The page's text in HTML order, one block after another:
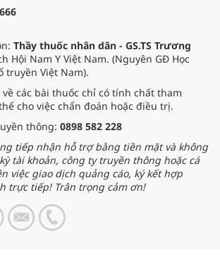
Thầy thuốc nhân dân - GS.TS Trương
Hội Nam Y Việt Nam. (Nguyên GĐ Học
truyền Việt Nam).
về các bài thuốc chỉ có tính chất tham
cho việc chẩn đoán hoặc điều trị.
thông: 0898 582 228
tiếp nhận hỗ trợ bằng tiền mặt và không
tài khoản, công ty truyền thông hoặc cá
việc giao dịch quảng cáo, ký kết hợp
trực tiếp! Trân trọng cảm ơn!